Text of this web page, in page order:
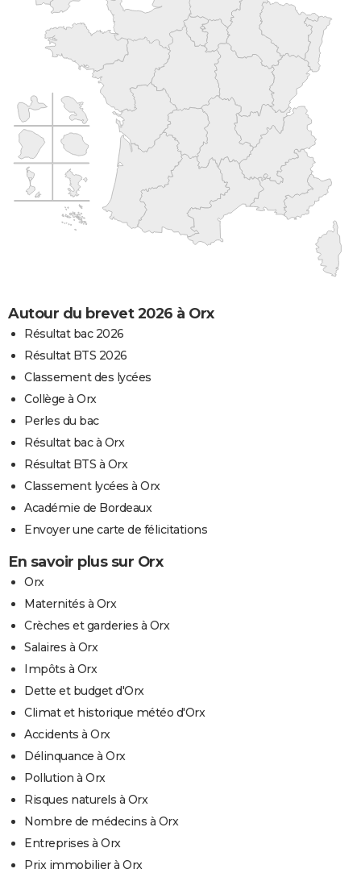
Autour du brevet 2026 à Orx
Résultat bac 2026
Résultat BTS 2026
Classement des lycées
Collège à Orx
Perles du bac
Résultat bac à Orx
Résultat BTS à Orx
Classement lycées à Orx
Académie de Bordeaux
Envoyer une carte de félicitations
En savoir plus sur Orx
Orx
Maternités à Orx
Crèches et garderies à Orx
Salaires à Orx
Impôts à Orx
Dette et budget d'Orx
Climat et historique météo d'Orx
Accidents à Orx
Délinquance à Orx
Pollution à Orx
Risques naturels à Orx
Nombre de médecins à Orx
Entreprises à Orx
Prix immobilier à Orx